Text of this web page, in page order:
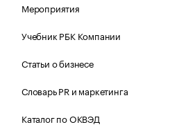
Мероприятия
Учебник РБК Компании
Статьи о бизнесе
Словарь PR и маркетинга
Каталог по ОКВЭД